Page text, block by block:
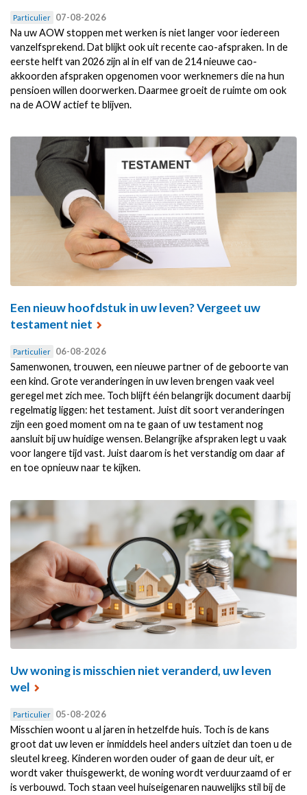
Particulier 07-08-2026
Na uw AOW stoppen met werken is niet langer voor iedereen
vanzelfsprekend. Dat blijkt ook uit recente cao-afspraken. In de
eerste helft van 2026 zijn al in elf van de 214 nieuwe cao-
akkoorden afspraken opgenomen voor werknemers die na hun
pensioen willen doorwerken. Daarmee groeit de ruimte om ook
na de AOW actief te blijven.
Een nieuw hoofdstuk in uw leven? Vergeet uw
testament niet
Particulier 06-08-2026
Samenwonen, trouwen, een nieuwe partner of de geboorte van
een kind. Grote veranderingen in uw leven brengen vaak veel
geregel met zich mee. Toch blijft één belangrijk document daarbij
regelmatig liggen: het testament. Juist dit soort veranderingen
zijn een goed moment om na te gaan of uw testament nog
aansluit bij uw huidige wensen. Belangrijke afspraken legt u vaak
voor langere tijd vast. Juist daarom is het verstandig om daar af
en toe opnieuw naar te kijken.
Uw woning is misschien niet veranderd, uw leven
wel
Particulier 05-08-2026
Misschien woont u al jaren in hetzelfde huis. Toch is de kans
groot dat uw leven er inmiddels heel anders uitziet dan toen u de
sleutel kreeg. Kinderen worden ouder of gaan de deur uit, er
wordt vaker thuisgewerkt, de woning wordt verduurzaamd of er
is verbouwd. Toch staan veel huiseigenaren nauwelijks stil bij de